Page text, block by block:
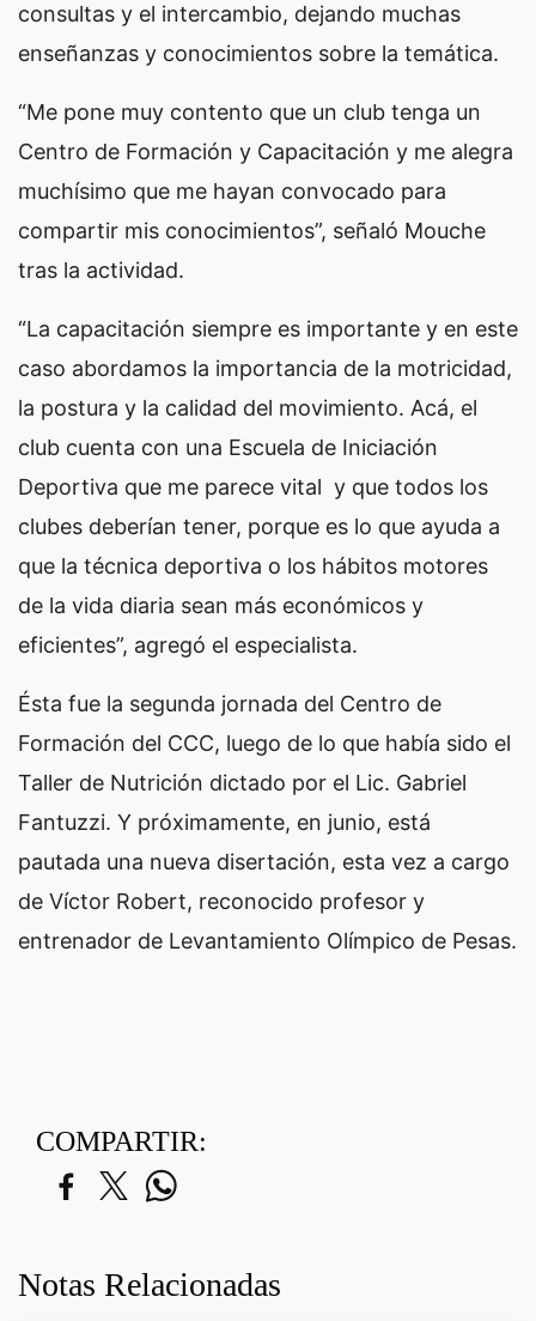
consultas y el intercambio, dejando muchas
enseñanzas y conocimientos sobre la temática.
“Me pone muy contento que un club tenga un
Centro de Formación y Capacitación y me alegra
muchísimo que me hayan convocado para
compartir mis conocimientos”, señaló Mouche
tras la actividad.
“La capacitación siempre es importante y en este
caso abordamos la importancia de la motricidad,
la postura y la calidad del movimiento. Acá, el
club cuenta con una Escuela de Iniciación
Deportiva que me parece vital y que todos los
clubes deberían tener, porque es lo que ayuda a
que la técnica deportiva o los hábitos motores
de la vida diaria sean más económicos y
eficientes”, agregó el especialista.
Ésta fue la segunda jornada del Centro de
Formación del CCC, luego de lo que había sido el
Taller de Nutrición dictado por el Lic. Gabriel
Fantuzzi. Y próximamente, en junio, está
pautada una nueva disertación, esta vez a cargo
de Víctor Robert, reconocido profesor y
entrenador de Levantamiento Olímpico de Pesas.
COMPARTIR:
Notas Relacionadas